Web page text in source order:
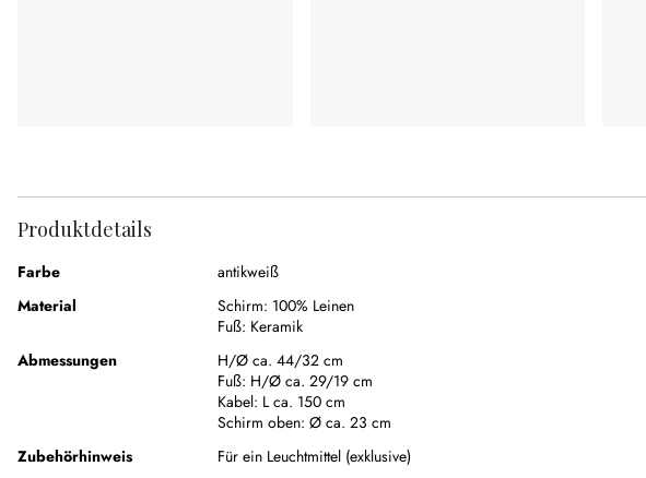
Produktdetails
Farbe
antikweiß
Material
Schirm: 100% Leinen
Fuß: Keramik
Abmessungen
H/Ø ca. 44/32 cm
Fuß: H/Ø ca. 29/19 cm
Kabel: L ca. 150 cm
Schirm oben: Ø ca. 23 cm
Zubehörhinweis
Für ein Leuchtmittel (exklusive)